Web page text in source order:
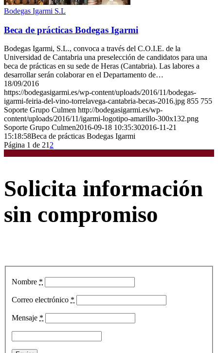
Bodegas Igarmi S.L
Beca de prácticas Bodegas Igarmi
Bodegas Igarmi, S.L., convoca a través del C.O.I.E. de la
Universidad de Cantabria una preselección de candidatos para una
beca de prácticas en su sede de Heras (Cantabria). Las labores a
desarrollar serán colaborar en el Departamento de…
18/09/2016
https://bodegasigarmi.es/wp-content/uploads/2016/11/bodegas-
igarmi-feiria-del-vino-torrelavega-cantabria-becas-2016.jpg 855 755
Soporte Grupo Culmen http://bodegasigarmi.es/wp-
content/uploads/2016/11/igarmi-logotipo-amarillo-300x132.png
Soporte Grupo Culmen2016-09-18 10:35:302016-11-21
15:18:58Beca de prácticas Bodegas Igarmi
Página 1 de 21 2
Solicita información
sin compromiso
Nombre *
Correo electrónico *
Mensaje *